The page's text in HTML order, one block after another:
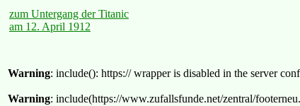
zum Untergang der Titanic
am 12. April 1912
Warning: include(): https:// wrapper is disabled in the server
Warning: include(https://www.zufallsfunde.net/zentral/